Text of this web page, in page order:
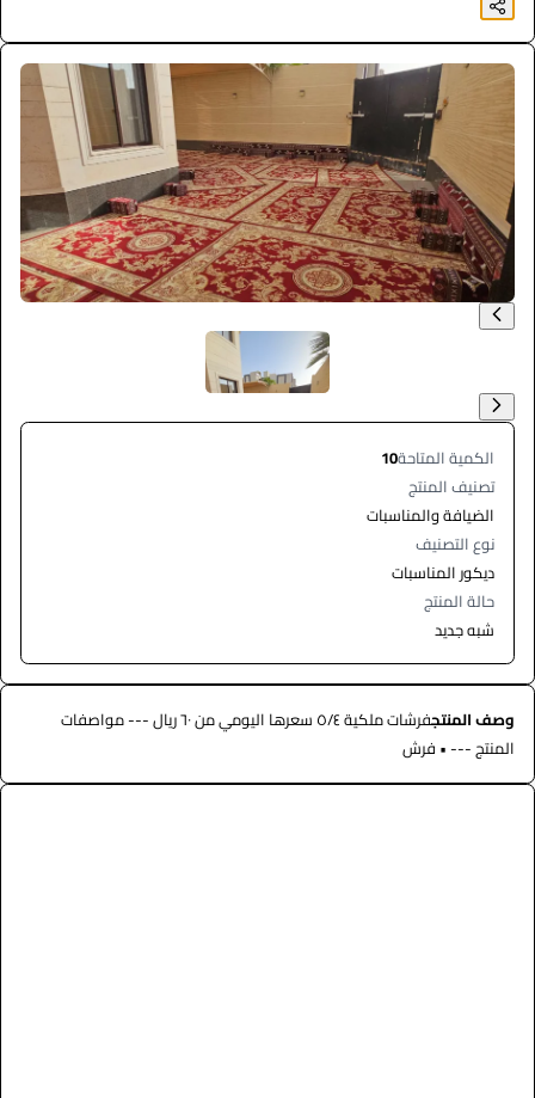
الكمية المتاحة10
تصنيف المنتج
الضيافة والمناسبات
نوع التصنيف
ديكور المناسبات
حالة المنتج
شبه جديد
وصف المنتج
فرشات ملكية ٥/٤ سعرها اليومي من ٦٠ ريال --- مواصفات
المنتج --- • فرش